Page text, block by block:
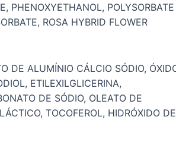
PHENOXYETHANOL, POLYSORBATE
ROSA HYBRID FLOWER
DE ALUMÍNIO CÁLCIO SÓDIO,
ETILEXILGLICERINA,
DE SÓDIO, OLEATO DE
TOCOFEROL, HIDRÓXIDO DE